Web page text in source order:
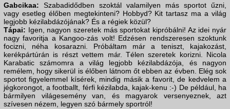
Gabcikaa: Szabadidődben szoktál valamilyen más sportot űzni,
vagy esetleg élőben megtekinteni? Hobbyd? Kit tartasz ma a világ
legjobb kézilabdázójának? És a régiek közül?
Tápai: Igen, nagyon szeretek más sportokat kipróbálni! Az idei nyár
nagy favoritja a Kangoo-zás volt! Edzésen rendszeresen szoktunk
focizni, néha kosarazni. Próbáltam már a teniszt, kajakozást,
kerékpártúrán is részt vettem már. Télen szeretek korizni. Nicola
Karabatic számomra a világ legjobb kézilabdázója, és nagyon
remélem, hogy sikerül is élőben látnom őt ebben az évben. Elég sok
sportot figyelemmel kísérek, mindig másik a favorit, de kedvelem a
jégkorongot, a footballt, férfi kézilabda, kajak-kenu :-) De például, ha
bármilyen világesemény van, és magyarok versenyeznek, azt
szívesen nézem, legyen szó bármely sportról!